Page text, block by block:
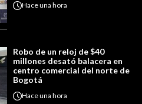
Haceuna hora
Robo de un reloj de $40
millones desató balacera en
centro comercial del norte de
Bogotá
Haceuna hora